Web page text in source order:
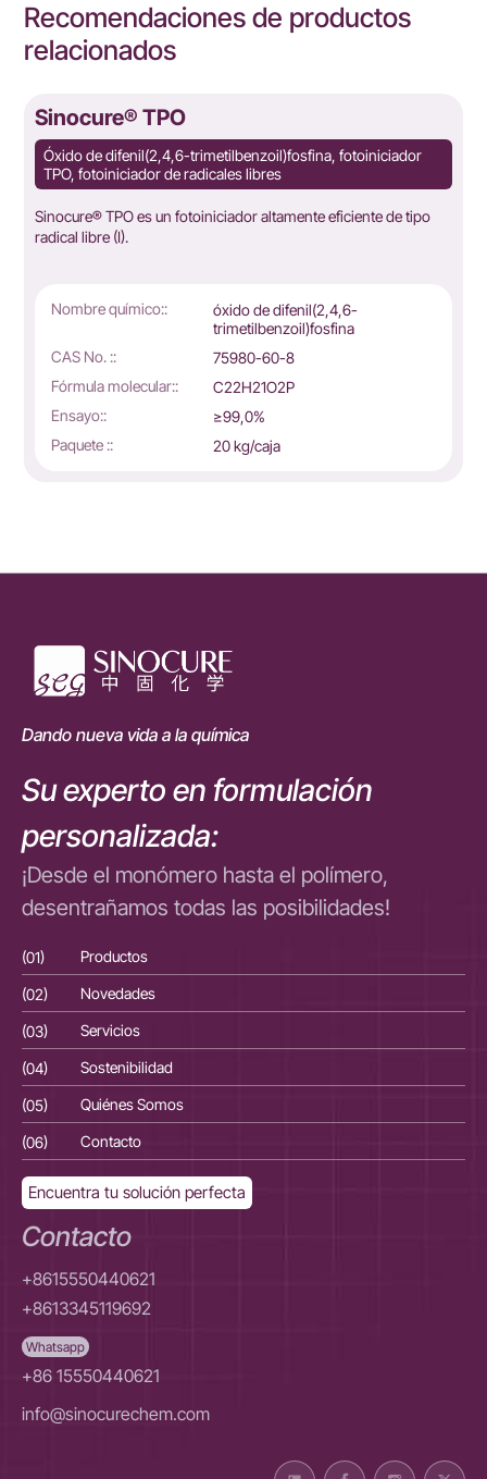
Recomendaciones de productos
relacionados
Sinocure® TPO
Óxido de difenil(2,4,6-trimetilbenzoil)fosfina, fotoiniciador
TPO, fotoiniciador de radicales libres
Sinocure® TPO es un fotoiniciador altamente eficiente de tipo
radical libre (I).
Nombre químico::
óxido de difenil(2,4,6-
trimetilbenzoil)fosfina
CAS No. ::
75980-60-8
Fórmula molecular::
C22H21O2P
Ensayo::
≥99,0%
Paquete ::
20 kg/caja
Dando nueva vida a la química
Su experto en formulación
personalizada:
¡Desde el monómero hasta el polímero,
desentrañamos todas las posibilidades!
(01) Productos
(02)
Novedades
(03)
Servicios
(04)
Sostenibilidad
(05)
Quiénes Somos
(06)
Contacto
Encuentra tu solución perfecta
Contacto
+8615550440621
+8613345119692
Whatsapp
+86 15550440621
info@sinocurechem.com